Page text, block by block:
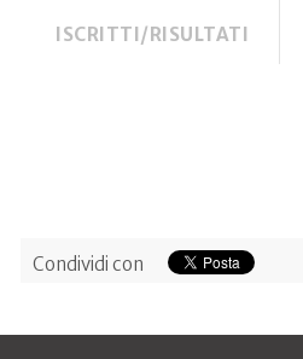
ISCRITTI/RISULTATI
Condividi con